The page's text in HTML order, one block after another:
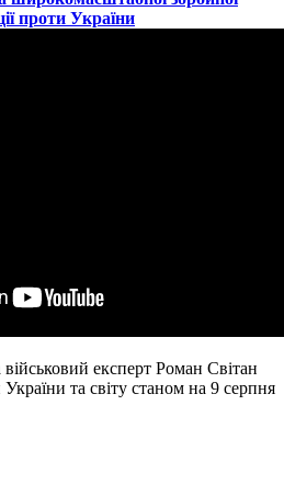
проти України
експерт Роман Світан
та світу станом на 9 серпня